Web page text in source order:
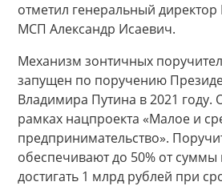
отметил генеральный
МСП Александр Исаевич.
Механизм зонтичных
запущен по поручению
Владимира Путина в 2021 году.
рамках нацпроекта «Малое и
предпринимательство».
обеспечивают до 50% от суммы
достигать 1 млрд рублей при